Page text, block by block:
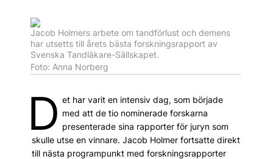
Jacob Holmers arbete om tandförlust och demens
har utsetts till årets bästa forskningsrapport av
Svenska Tandläkare-Sällskapet.
Foto: Anna Norberg
D et har varit en intensiv dag, som började
med att de tio nominerade forskarna
presenterade sina rapporter för juryn som
skulle utse en vinnare. Jacob Holmer fortsatte direkt
till nästa programpunkt med forskningsrapporter